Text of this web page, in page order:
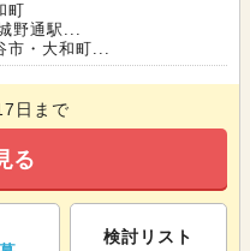
町
野通駅...
市・大和町...
日まで
る
検討リスト